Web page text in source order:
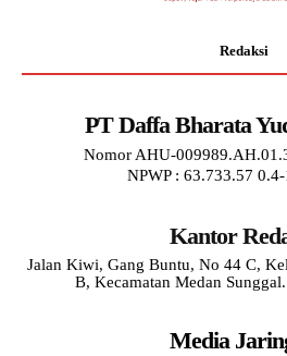
Redaksi
PT Daffa Bharata
Nomor AHU-
NPWP : 63.733.57
Kantor
Jalan Kiwi, Gang Buntu, No 44 C,
B, Kecamatan Medan
Media